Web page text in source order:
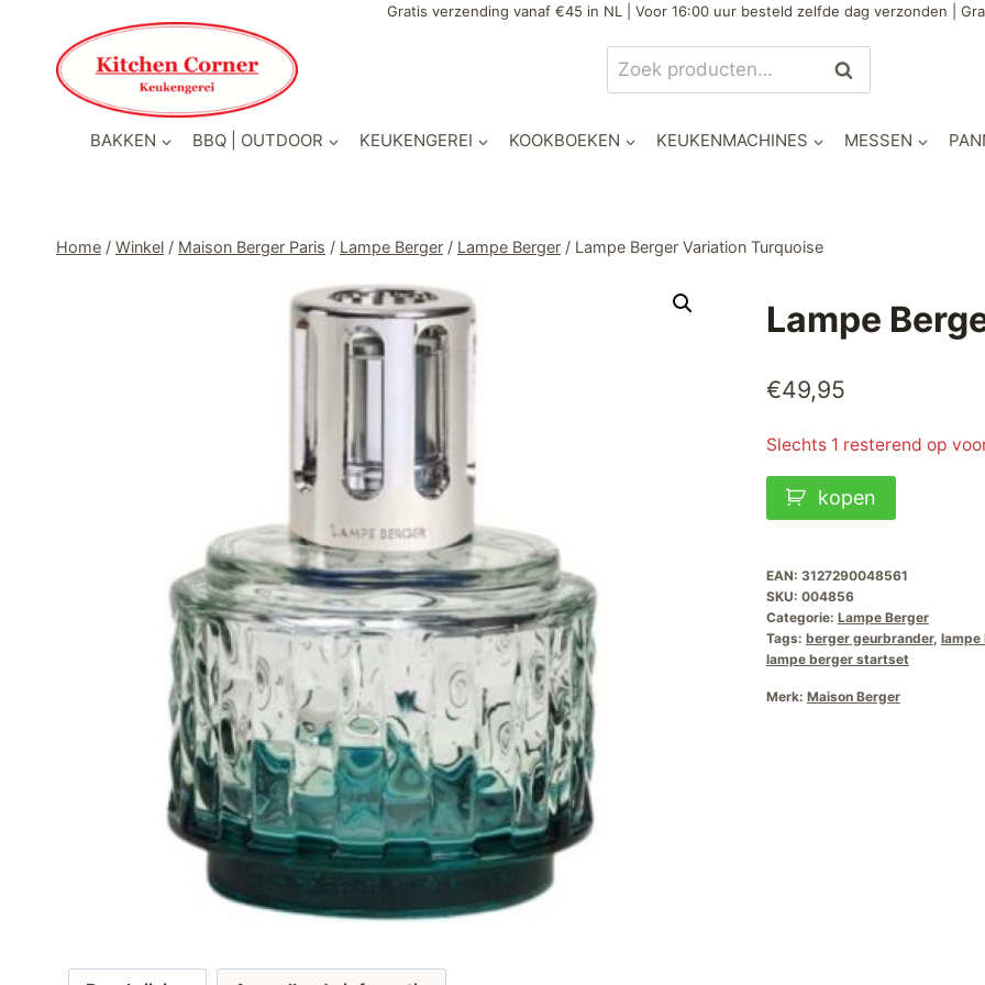
inhoud
Gratis verzending vanaf €45 in NL | Voor 16:00 uur besteld zelfde dag verzonden |
Zoeken
naar:
Zoeken
BAKKEN BBQ | OUTDOOR KEUKENGEREI KOOKBOEKEN KEUKENMACHINES MESSEN
Home / Winkel / Maison Berger Paris / Lampe Berger / Lampe Berger / Lampe Berger Variation Turquoise
Lampe
€49,95
Slechts 1 resterend op
Lampe
Berger
Turquoise
aantal
kopen
EAN: 3127290048561
SKU: 004856
Categorie: Lampe Berger
Tags: berger geurbrander, lampe
lampe berger startset
Merk: Maison Berger